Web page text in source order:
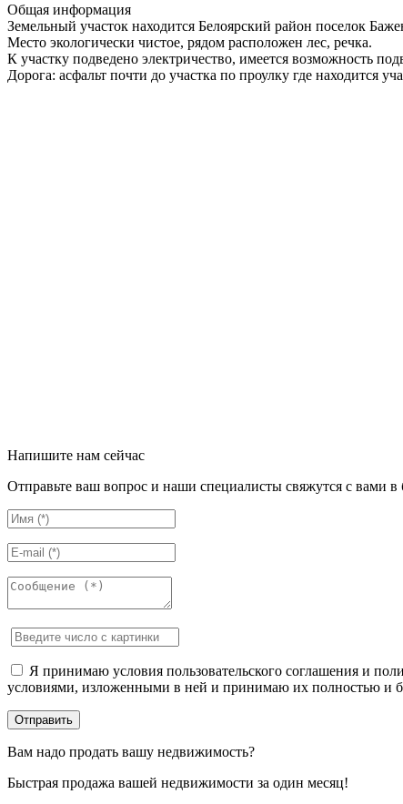
Общая информация
Земельный участок находится Белоярский район поселок
Место экологически чистое, рядом расположен лес, речка.
К участку подведено электричество, имеется возможность
Дорога: асфальт почти до участка по проулку где находится
Напишите нам сейчас
Отправьте ваш вопрос и наши специалисты свяжутся с вами
Я принимаю условия пользовательского соглашения и
условиями, изложенными в ней и принимаю их полностью и
Вам надо продать вашу недвижимость?
Быстрая продажа вашей недвижимости за один месяц!